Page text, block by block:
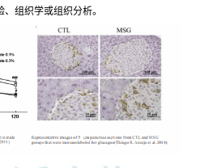
组织学或组织分析。